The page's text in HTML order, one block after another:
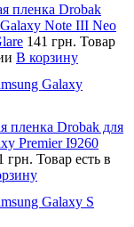
пленка Drobak
Galaxy Note III Neo
141 грн. Товар
В корзину
Galaxy
пленка Drobak для
Premier I9260
грн. Товар есть в
Galaxy S